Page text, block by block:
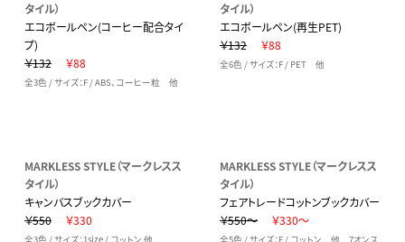
タイル）
エコボールペン(コーヒー配合タイ
プ)
￥132
￥88
全3色 / サイズ：F / ABS、コーヒー粒 他
タイル）
エコボールペン(再生PET)
￥132
￥88
全6色 / サイズ：F / PET 他
MARKLESS STYLE（マークレスス
タイル）
キャンバスブックカバー
￥550
￥330
全3色 / サイズ：1size / コットン 他
MARKLESS STYLE（マークレスス
タイル）
フェアトレードコットンブックカバー
￥550～
￥330～
全5色 / サイズ：F / コットン 他 7オンス